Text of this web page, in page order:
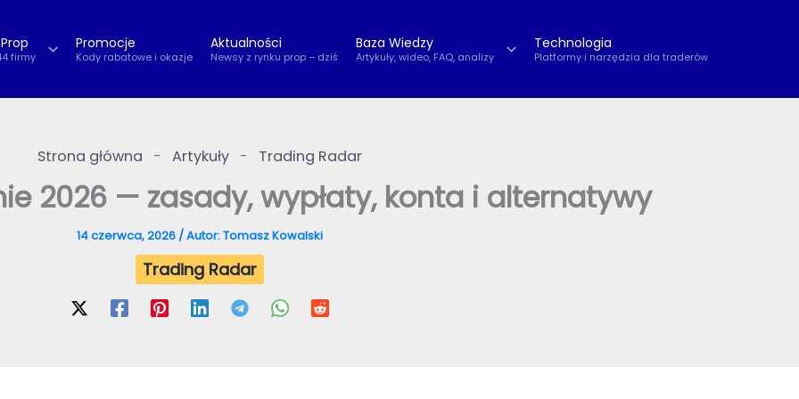
firmy
Promocje
Kody rabatowe i okazje
Aktualności
Newsy z rynku prop – dziś
Baza Wiedzy
Artykuły, wideo, FAQ, analizy
Technologia
Platformy i narzędzia dla traderów
Strona główna - Artykuły - Trading Radar
2026 — zasady, wypłaty, konta i alternatywy
14 czerwca, 2026 / Autor:Tomasz Kowalski
Trading Radar